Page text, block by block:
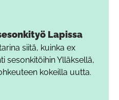
Lapissa
siitä, kuinka ex
sesonkitöihin Ylläksellä,
kokeilla uutta.